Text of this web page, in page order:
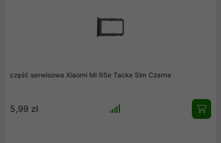
część serwisowa Xiaomi Mi 9Se Tacka Sim Czarna
5,99 zł